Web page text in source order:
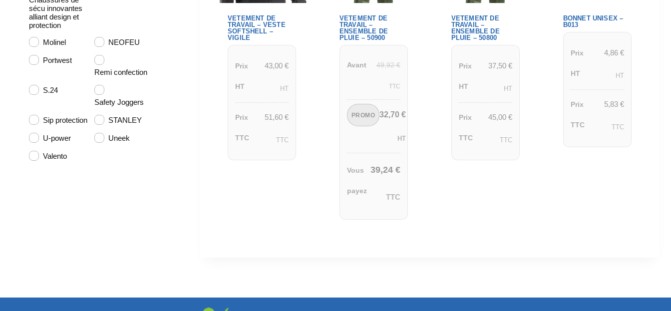
VETEMENT DE
TRAVAIL – VESTE
SOFTSHELL –
VIGILE
Prix
HT
43,00 €
HT
Prix
TTC
51,60 €
TTC
VETEMENT DE
TRAVAIL –
ENSEMBLE DE
PLUIE – 50900
Avant 49,92€
TTC
PROMO 32,70€
HT
Vous
payez
39,24 €
TTC
VETEMENT DE
TRAVAIL –
ENSEMBLE DE
PLUIE – 50800
Prix
HT
37,50 €
HT
Prix
TTC
45,00 €
TTC
BONNET UNISEX –
B013
Prix
HT
4,86 €
HT
Prix
TTC
5,83 €
TTC
sécu innovantes
alliant design et
protection
Molinel NEOFEU
Portwest
Remi confection
S.24
Safety Joggers
Sip protection STANLEY
U-power Uneek
Valento